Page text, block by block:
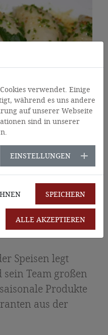
mit
in Virgen
Speisen legt
sein Team großen
Produkte
aus der
verwendet. Einige
während es uns andere
auf unserer Webseite
sind in unserer
EINSTELLUNGEN
SPEICHERN
ALLE AKZEPTIEREN